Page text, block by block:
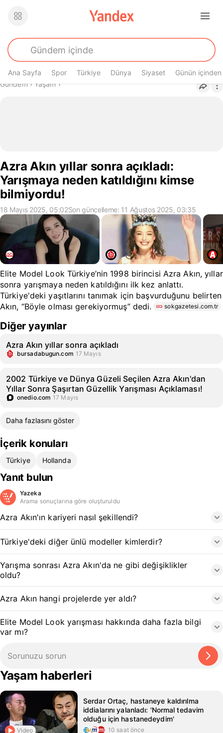
Ana Sayfa Spor Türkiye Dünya Siyaset Günün içinden
Buradasın
Gündem› Yaşam›
Azra Akın yıllar sonra açıkladı:
Yarışmaya neden katıldığını kimse
bilmiyordu!
18 Mayıs 2025, 05:02Son güncelleme: 11 Ağustos 2025, 03:35
Elite Model Look Türkiye’nin 1998 birincisi Azra Akın, yıllar
sonra yarışmaya neden katıldığını ilk kez anlattı.
Türkiye'deki yaşıtlarını tanımak için başvurduğunu belirten
Akın, “Böyle olması gerekiyormuş” dedi.
sokgazetesi.com.tr
Diğer yayınlar
Azra Akın yıllar sonra açıkladı
bursadabugun.com 17 Mayıs
2002 Türkiye ve Dünya Güzeli Seçilen Azra Akın'dan
Yıllar Sonra Şaşırtan Güzellik Yarışması Açıklaması!
onedio.com 17 Mayıs
Daha fazlasını göster
İçerik konuları
Türkiye Hollanda
Yanıt bulun
Yazeka
Arama sonuçlarına göre oluşturuldu
Azra Akın'ın kariyeri nasıl şekillendi?
Türkiye'deki diğer ünlü modeller kimlerdir?
Yarışma sonrası Azra Akın'da ne gibi değişiklikler
oldu?
Azra Akın hangi projelerde yer aldı?
Elite Model Look yarışması hakkında daha fazla bilgi
var mı?
Yaşam haberleri
Video
Serdar Ortaç, hastaneye kaldırılma
iddialarını yalanladı: 'Normal tedavim
olduğu için hastanedeydim'
10 saat önce